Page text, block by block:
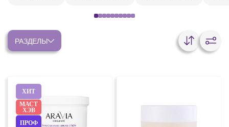
РАЗДЕЛЫ
ХИТ
МАСТ
ХЭВ
ПРОФ